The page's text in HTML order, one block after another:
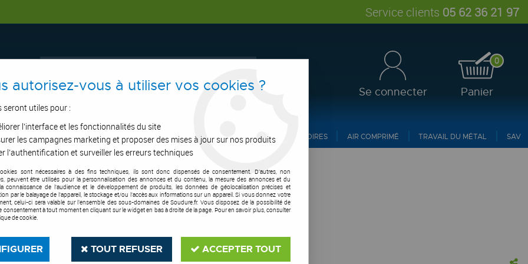
Service clients 05 62 36 21 97
Se connecter
0
Panier
ASPIRATION OUTILS DE COUPE SOUDURE E.P.I ACCESSOIRES AIR COMPRIMÉ TRAVAIL DU MÉTAL SAV
Soudeur>Marte UK - S3/CI/SC/FO/SR
autorisez-vous à utiliser vos cookies ?
seront utiles pour :
l'interface et les fonctionnalités du site
les campagnes marketing et proposer des mises à jour sur nos produits
l'authentification et surveiller les erreurs techniques
sont nécessaires à des fins techniques, ils sont donc dispensés de consentement. D'autres, non
peuvent être utilisés pour la personnalisation des annonces et du contenu, la mesure des annonces et du
connaissance de l'audience et le développement de produits, les données de géolocalisation précises et
par le balayage de l'appareil, le stockage et/ou l'accès aux informations sur un appareil. Si vous donnez votre
celui-ci sera valable sur l’ensemble des sous-domaines de Soudure.fr. Vous disposez de la possibilité de
consentement à tout moment en cliquant sur le widget en bas à droite de la page. Pour en savoir plus, consulter
de cookie.
TOUT REFUSER ACCEPTER TOUT